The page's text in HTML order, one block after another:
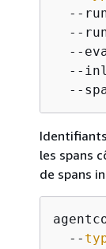
--
--
--
--
--
les spans
de spans
  --